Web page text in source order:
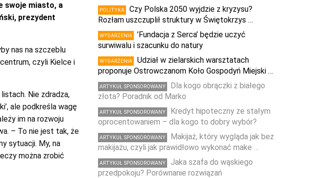
swoje miasto, a
prezydent
nas na szczeblu
czyli Kielce i
Nie zdradza,
ale podkreśla wagę
im na rozwoju
– To nie jest tak, że
sytuacji. My, na
można zrobić
POLITYKA
Czy Polska 2050 wyjdzie z kryzysu?
Rozłam uszczuplił struktury w Świętokrzys …
WYDARZENIA
’Fundacja z Serca’ będzie uczyć
surwiwalu i szacunku do natury
WYDARZENIA
Udział w zielarskich warsztatach
proponuje Ostrowczanom Koło Gospodyń Miejski …
ARTYKUŁ SPONSOROWANY
Dla kogo obrączki z białego
złota? Poradnik od Marko
ARTYKUŁ SPONSOROWANY
Kredyt hipoteczny ze stałym
oprocentowaniem – dla kogo to dobry wybór?
ARTYKUŁ SPONSOROWANY
Makijaż, który wygląda jak bez
makijażu, czyli jak prawidłowo wykonać make …
ARTYKUŁ SPONSOROWANY
Jaka szafa do wąskiego
przedpokoju? Porównanie rozwiązań